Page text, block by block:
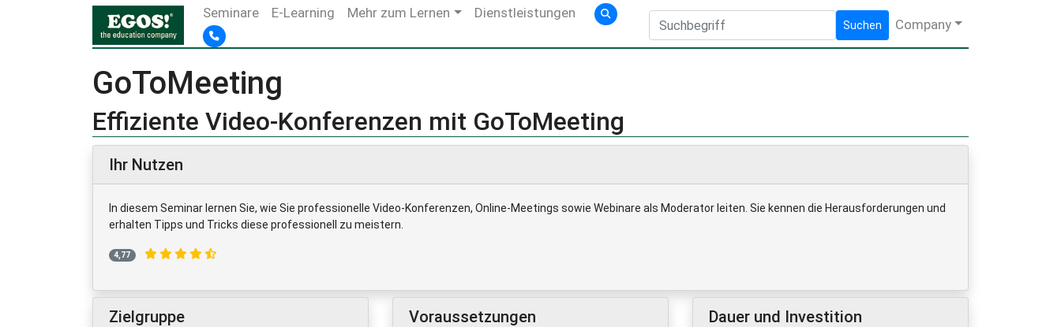
Seminare E-Learning Mehr zum Lernen Dienstleistungen
Suchen Company
GoToMeeting
Effiziente Video-Konferenzen mit GoToMeeting
Ihr Nutzen
In diesem Seminar lernen Sie, wie Sie professionelle Video-Konferenzen, Online-Meetings sowie Webinare als Moderator leiten. Sie kennen die Herausforderungen und
erhalten Tipps und Tricks diese professionell zu meistern.
4,77
Zielgruppe Voraussetzungen Dauer und Investition